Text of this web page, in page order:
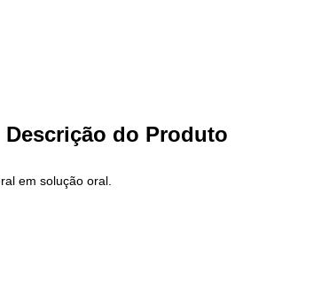
Descrição do Produto
em solução oral.